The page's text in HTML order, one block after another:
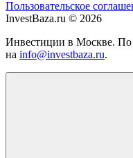
Пользовательское
InvestBaza.ru © 2026
Инвестиции в Москве. По
на info@investbaza.ru.